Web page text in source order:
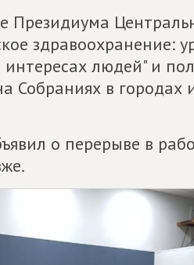
Президиума
здравоохранение:
людей" и
Собраниях в городах
о перерыве в